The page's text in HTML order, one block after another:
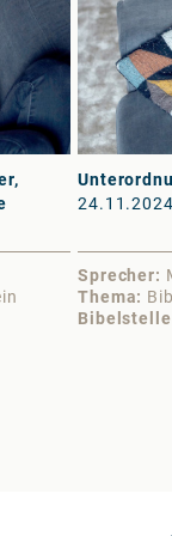
Sprecher
Thema
Bibelstelle